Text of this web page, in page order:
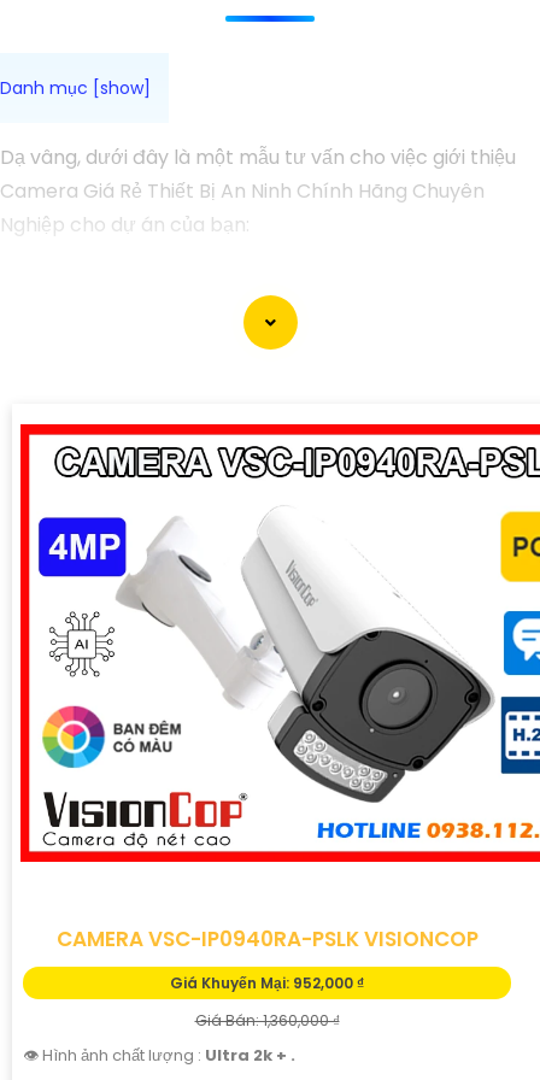
Dạ vâng, dưới đây là một mẫu tư vấn cho việc giới thiệu
Camera Giá Rẻ Thiết Bị An Ninh Chính Hãng Chuyên
Nghiệp cho dự án của bạn:
Camera Giá Rẻ Thiết Bị An Ninh Chính Hãng Chuyên
phẩm Camera Giá Rẻ Thiết Bị An Ninh Chính Hãng
Chuyên Nghiệp, đáp ứng nhu cầu an ninh và giám sát cho
kiệm.
Ưu điểm của dòng sản phẩm:〗
Giá cả hợp lý: Camera
giá rẻ nhưng vẫn
tin tưởngchất lượng và hiệu suất làm
việc.👩‍🌾2:Chất lượng chính hãng: Sản phẩm được chọn
lọc từ các nhà sản xuất uy tín, cam kết chất lượng chính
Chuyên nghiệp và tin cậy: Camera được thiết kế
để đáp ứng các yêu cầu an ninh chuyên nghiệp, mang
đến sự an tâm cho dự án của quý khách.
Dịch vụ đi kèm:- Tư vấn, lựa chọn thiết bị phù hợp với
không gian và mục tiêu của dự án.- Lắp đặt, cài đặt và tối
ưu hóa hệ thống camera an ninh.- Hướng dẫn sử dụng và
Với sự cam kết về chất lượng sản phẩm, giá cả cạnh
tranh và dịch vụ chăm sóc khách hàng chuyên nghiệp,
chúng tôi mong muốn được hợp tác cùng quý khách
hàng trong dự án này.
Để biết thêm thông tin và nhận được báo giá chi tiết, vui
CAMERA VSC-IP0940RA-PSLK VISIONCOP
Giá Khuyến Mại: 952,000 ₫
Giá Bán: 1,360,000 ₫
👁 Hình ảnh chất lượng : Ultra 2k + .